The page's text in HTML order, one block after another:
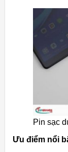
Pin sạc
Ưu điểm nổi